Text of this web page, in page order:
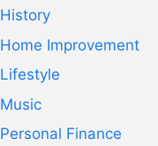
History
Home Improvement
Lifestyle
Music
Personal Finance